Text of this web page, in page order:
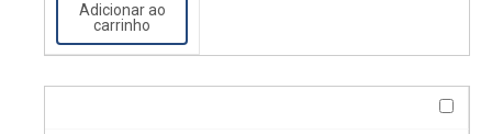
Adicionar ao
carrinho